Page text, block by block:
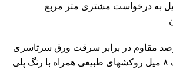
۱۰ و ۱۲ و۱۶ میل به درخواست مشتری متر مربع
لابی ایمنی ۸۰ درصد مقاوم در برابر سرقت ورق سرتاسری
۱تا یک و نیم ام دی اف ۸ میل روکشهای طبیعی همراه با رنگ پلی